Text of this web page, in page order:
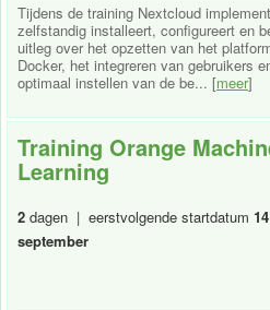
Tijdens de training Nextcloud
zelfstandig installeert, configureert en
uitleg over het opzetten van het
Docker, het integreren van gebruikers
optimaal instellen van de be... [meer]
Training Orange
Learning
2 dagen | eerstvolgende startdatum 14
september